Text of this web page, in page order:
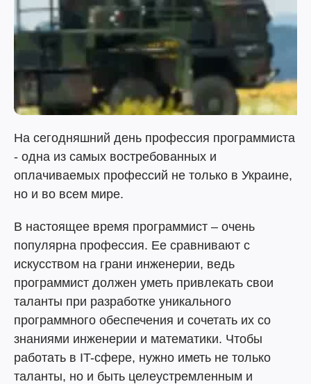
На сегодняшний день профессия программиста
- одна из самых востребованных и
оплачиваемых профессий не только в Украине,
но и во всем мире.
В настоящее время программист – очень
популярна профессия. Ее сравнивают с
искусством на грани инженерии, ведь
программист должен уметь привлекать свои
таланты при разработке уникального
программного обеспечения и сочетать их со
знаниями инженерии и математики. Чтобы
работать в IT-сфере, нужно иметь не только
таланты, но и быть целеустремленным и